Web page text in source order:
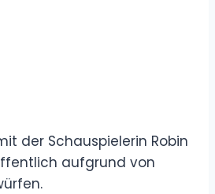
der Schauspielerin Robin
aufgrund von